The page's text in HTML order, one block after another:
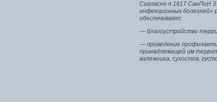
Согласно п.1617 СанПиН
инфекционных болезней»
обеспечивают:
— благоустройство
— проведение
принадлежащей им
валежника, сухостоя,